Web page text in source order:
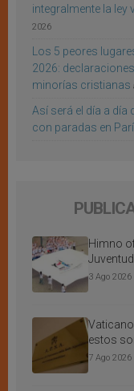
integralmente la ley
2026
Los 5 peores
2026:
minorías cristianas
Así será el día a día
con paradas en
Himno
3 Ago 2026
estos
7 Ago 2026